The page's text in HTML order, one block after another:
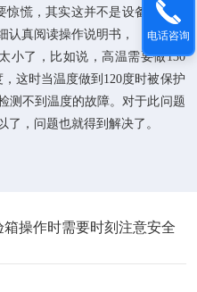
慌，其实这并不是设备出现了
认真阅读操作说明书，
小了，比如说，高温需要做130
这时当温度做到120度时被保护
测不到温度的故障。对于此问题
了，问题也就得到解决了。
操作时需要时刻注意安全
电话咨询